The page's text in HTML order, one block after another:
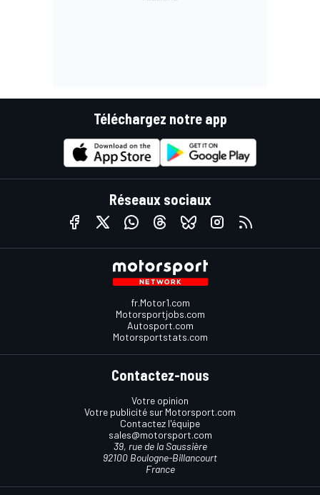
Téléchargez notre app
Réseaux sociaux
fr.Motor1.com
Motorsportjobs.com
Autosport.com
Motorsportstats.com
Contactez-nous
Votre opinion
Votre publicité sur Motorsport.com
Contactez l'équipe
sales@motorsport.com
39, rue de la Saussière
92100 Boulogne-Billancourt
France